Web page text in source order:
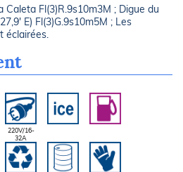
Caleta Fl(3)R.9s10m3M ; Digue du
E) Fl(3)G.9s10m5M ; Les
éclairées.
220V/16-
32A